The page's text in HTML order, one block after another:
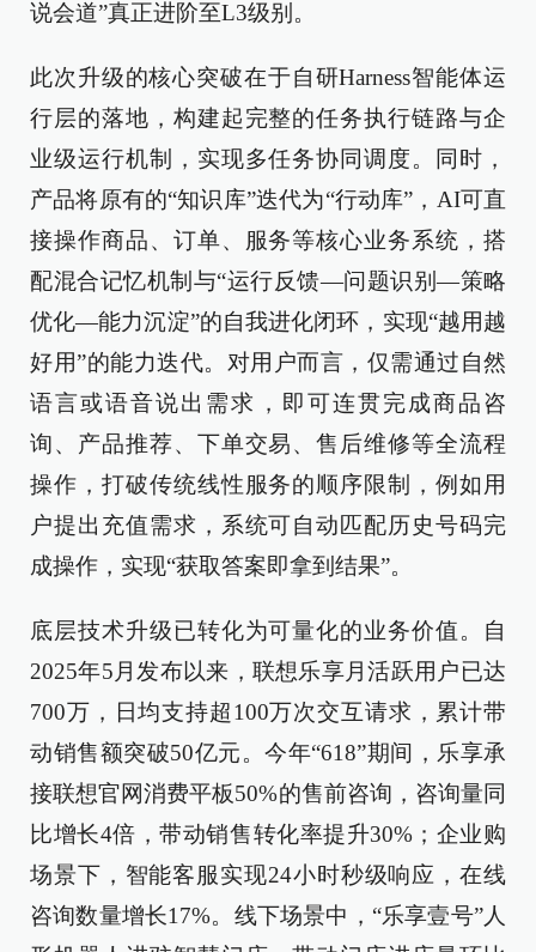
说会道”真正进阶至L3级别。
此次升级的核心突破在于自研Harness智能体运
行层的落地，构建起完整的任务执行链路与企
业级运行机制，实现多任务协同调度。同时，
产品将原有的“知识库”迭代为“行动库”，AI可直
接操作商品、订单、服务等核心业务系统，搭
配混合记忆机制与“运行反馈—问题识别—策略
优化—能力沉淀”的自我进化闭环，实现“越用越
好用”的能力迭代。对用户而言，仅需通过自然
语言或语音说出需求，即可连贯完成商品咨
询、产品推荐、下单交易、售后维修等全流程
操作，打破传统线性服务的顺序限制，例如用
户提出充值需求，系统可自动匹配历史号码完
成操作，实现“获取答案即拿到结果”。
底层技术升级已转化为可量化的业务价值。自
2025年5月发布以来，联想乐享月活跃用户已达
700万，日均支持超100万次交互请求，累计带
动销售额突破50亿元。今年“618”期间，乐享承
接联想官网消费平板50%的售前咨询，咨询量同
比增长4倍，带动销售转化率提升30%；企业购
场景下，智能客服实现24小时秒级响应，在线
咨询数量增长17%。线下场景中，“乐享壹号”人